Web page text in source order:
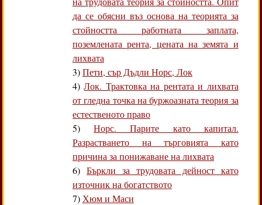
да се обясни въз основа на теорията за
стойността работната заплата,
поземлената рента, цената на земята и
лихвата
3)Пети, сър Дъдли Норс, Лок
4)Лок. Трактовка на рентата и лихвата
от гледна точка на буржоазната теория за
естественото право
5)Норс. Парите като капитал.
Разрастването на търговията като
причина за понижаване на лихвата
6)Бъркли за трудовата дейност като
източник на богатството
7) Хюм и Маси